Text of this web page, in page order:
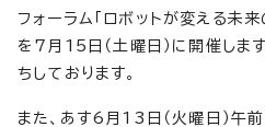
フォーラム「ロボットが変える未
を7月15日（土曜日）に開催しま
ちしております。
また、あす6月13日（火曜日）午